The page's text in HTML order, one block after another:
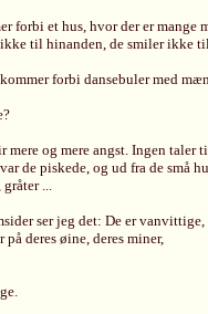
forbi et hus, hvor der er mange
til hinanden, de smiler ikke
forbi dansebuler med
mere og mere angst. Ingen taler
de piskede, og ud fra de små
...
ser jeg det: De er vanvittige,
deres øine, deres miner,